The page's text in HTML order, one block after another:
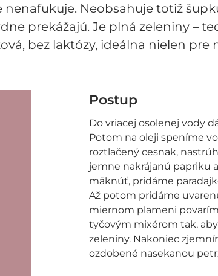
nenafukuje. Neobsahuje totiž
prekážajú. Je plná zeleniny –
bez laktózy, ideálna nielen pre
Postup
Do vriacej osolenej vody
Potom na oleji speníme
roztlačený cesnak,
jemne nakrájanú papriku
mäknúť, pridáme
Až potom pridáme
miernom plameni
tyčovým mixérom tak,
zeleniny. Nakoniec
ozdobené nasekanou